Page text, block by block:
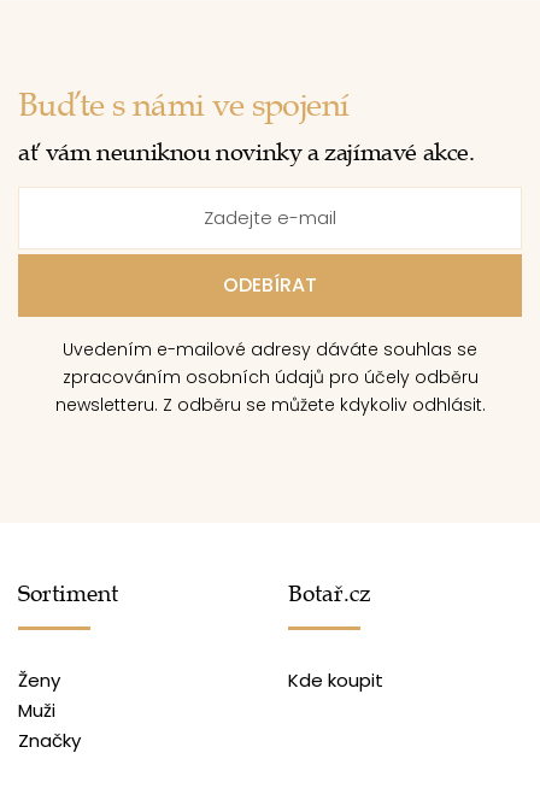
Buďte s námi ve spojení
ať vám neuniknou novinky a zajímavé akce.
Uvedením e-mailové adresy dáváte souhlas se
zpracováním osobních údajů pro účely odběru
newsletteru. Z odběru se můžete kdykoliv odhlásit.
Sortiment
Ženy
Muži
Značky
Botař.cz
Kde koupit